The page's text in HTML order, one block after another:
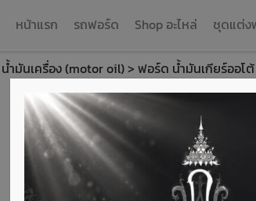
หน้าแรก รถฟอร์ด Shop อะไหล่ ชุดแต่ง
น้ำมันเครื่อง (motor oil)> ฟอร์ด น้ำมันเกียร์ออโต้